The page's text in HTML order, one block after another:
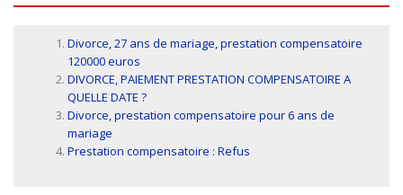
Divorce, 27 ans de mariage, prestation compensatoire
120000 euros
DIVORCE, PAIEMENT PRESTATION COMPENSATOIRE A
QUELLE DATE ?
Divorce, prestation compensatoire pour 6 ans de
mariage
Prestation compensatoire : Refus